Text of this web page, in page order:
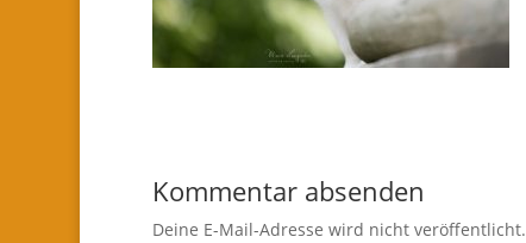
Kommentar absenden
Deine E-Mail-Adresse wird nicht veröffentlicht.